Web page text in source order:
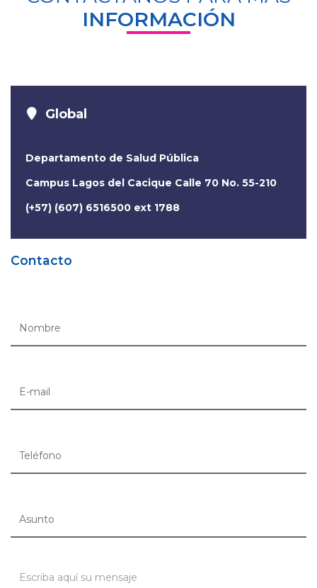
INFORMACIÓN
Global
Departamento de Salud Pública
Campus Lagos del Cacique Calle 70 No. 55-210
(+57) (607) 6516500 ext 1788
Contacto